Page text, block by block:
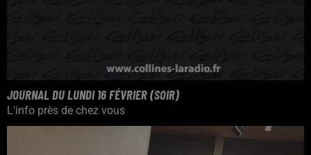
JOURNAL DU LUNDI 16 FÉVRIER (SOIR)
L'info près de chez vous